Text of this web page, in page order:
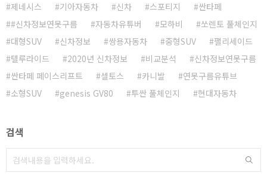
제네시스
기아자동차 신차 스포티지
싼타페
#신차정보연못구름
자동차유튜버 모하비
쏘렌토 풀체인지
대형SUV
신차정보 쌍용자동차 중형SUV
팰리세이드
텔루라이드
2020년 신차정보 비교분석
신차정보연못구름
싼타페 페이스리프트
셀토스 카니발
연못구름유튜브
소형SUV
genesis GV80 투싼 풀체인지 현대자동차
검색